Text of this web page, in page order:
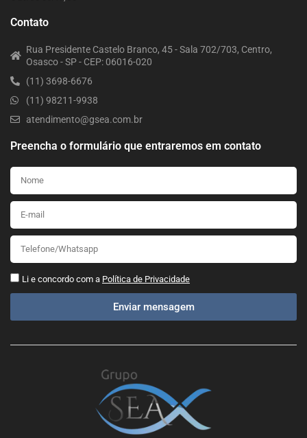
Contato
Rua Presidente Castelo Branco, 45 - Sala 702/703, Centro,
Osasco - SP - CEP: 06016-020
(11) 3698-6676
(11) 98211-9938
atendimento@gsea.com.br
Preencha o formulário que entraremos em contato
Li e concordo com a Política de Privacidade
Enviar mensagem